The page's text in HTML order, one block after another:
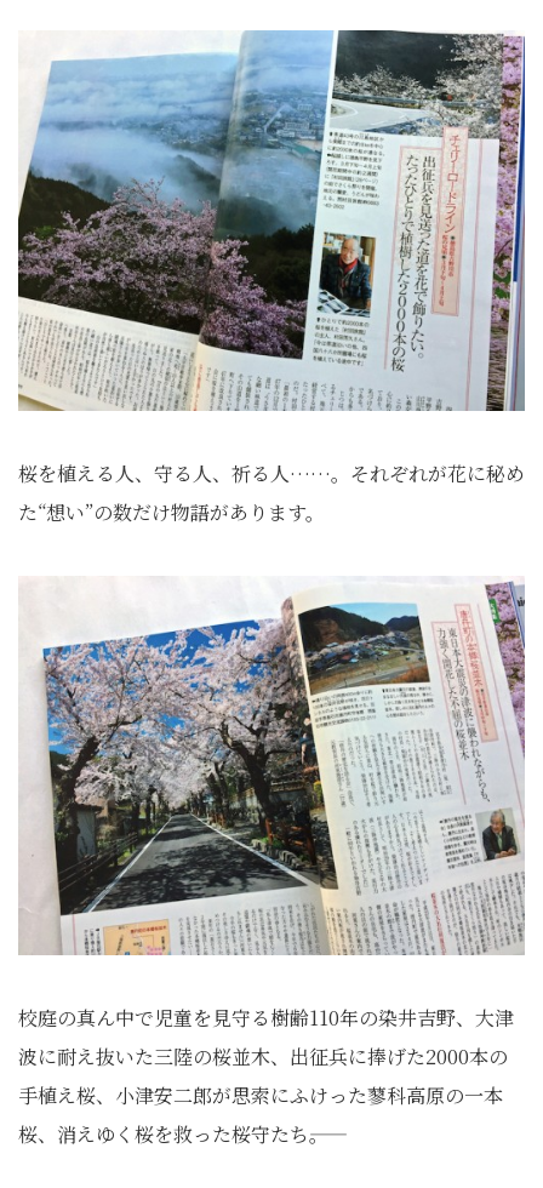
桜を植える人、守る人、祈る人……。それぞれが花に秘め
た“想い”の数だけ物語があります。
校庭の真ん中で児童を見守る樹齢110年の染井吉野、大津
波に耐え抜いた三陸の桜並木、出征兵に捧げた2000本の
手植え桜、小津安二郎が思索にふけった蓼科高原の一本
桜、消えゆく桜を救った桜守たち――。